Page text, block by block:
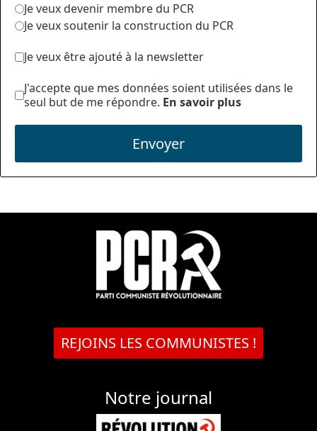
Je veux devenir membre du PCR
Je veux soutenir la construction du PCR
Je veux être ajouté à la newsletter
J'accepte que mes données soient utilisées dans le
seul but de me répondre. En savoir plus
Envoyer
REJOINS LES COMMUNISTES !
Notre journal